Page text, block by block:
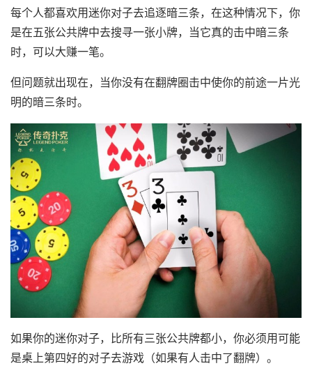
每个人都喜欢用迷你对子去追逐暗三条，在这种情况下，你
是在五张公共牌中去搜寻一张小牌，当它真的击中暗三条
时，可以大赚一笔。
但问题就出现在，当你没有在翻牌圈击中使你的前途一片光
明的暗三条时。
如果你的迷你对子，比所有三张公共牌都小，你必须用可能
是桌上第四好的对子去游戏（如果有人击中了翻牌）。